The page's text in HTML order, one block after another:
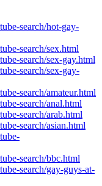
search/hot-gay-
search/sex.html
search/sex-gay.html
search/sex-gay-
search/amateur.html
search/anal.html
search/arab.html
search/asian.html
search/bbc.html
search/gay-guys-at-